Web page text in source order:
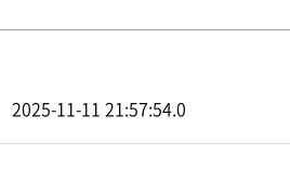
2025-11-11 21:57:54.0